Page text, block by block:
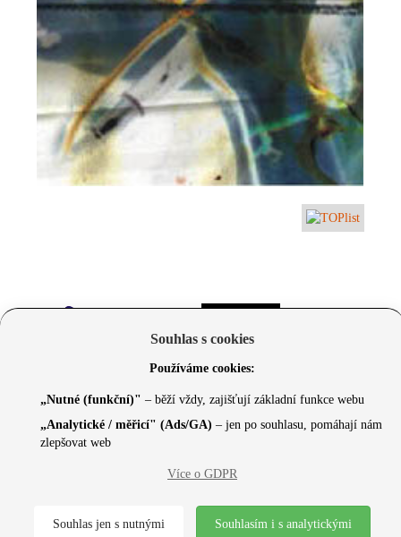
© 2026 Czechcore.cz | Scripted by Sonic (
Souhlas s cookies
Používáme cookies:
„Nutné (funkční)" – běží vždy, zajišťují základní funkce webu
„Analytické / měřicí" (Ads/GA) – jen po souhlasu, pomáhají nám
zlepšovat web
Více o GDPR
Souhlas jen s nutnými Souhlasím i s analytickými